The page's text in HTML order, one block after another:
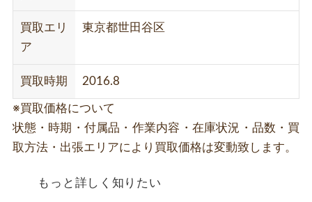
買取エリ
ア
東京都世田谷区
買取時期 2016.8
※買取価格について
状態・時期・付属品・作業内容・在庫状況・品数・買
取方法・出張エリアにより買取価格は変動致します。
もっと詳しく知りたい